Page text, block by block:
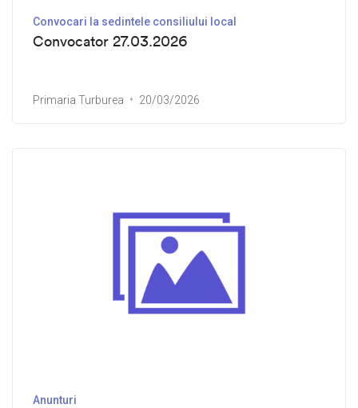
Convocari la sedintele consiliului local
Convocator 27.03.2026
Primaria Turburea 20/03/2026
Anunturi